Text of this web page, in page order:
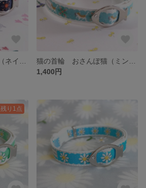
1,400円
残り1点